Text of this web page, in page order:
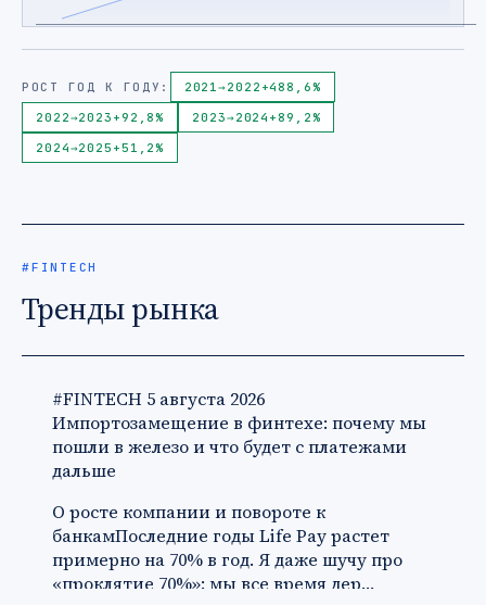
РОСТ ГОД К ГОДУ: 2021→ 2022 +488,6%
2022→2023 +92,8% 2023→ 2024 +89,2%
2024→2025 +51,2%
#FINTECH
Тренды рынка
#FINTECH 5 августа 2026
Импортозамещение в финтехе: почему мы
пошли в железо и что будет с платежами
дальше
О росте компании и повороте к
банкамПоследние годы Life Pay растет
примерно на 70% в год. Я даже шучу про
«проклятие 70%»: мы все время дер…